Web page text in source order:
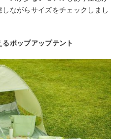
ながらサイズをチェックしまし
ポップアップテント